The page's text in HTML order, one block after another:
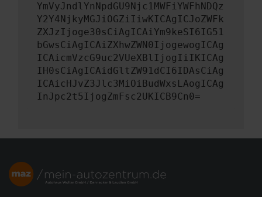
YmVyJndlYnNpdGU9Njc1MWFiYWFhNDQz
Y2Y4NjkyMGJiOGZiIiwKICAgICJoZWFk
ZXJzIjoge30sCiAgICAiYm9keSI6IG51
bGwsCiAgICAiZXhwZWN0IjogewogICAg
ICAicmVzcG9uc2VUeXBlIjogIiIKICAg
IH0sCiAgICAidGltZW91dCI6IDAsCiAg
ICAicHJvZ3Jlc3MiOiBudWxsLAogICAg
InJpc2t5IjogZmFsc2UKICB9Cn0=